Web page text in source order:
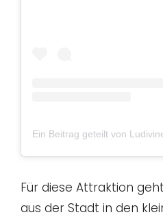
Ein Beitrag geteilt von
Für diese Attraktion
aus der Stadt in den